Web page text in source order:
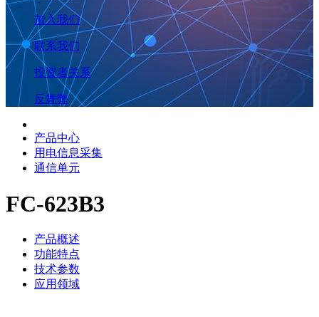
加入我们
联系我们
投资者关系
反舞弊
产品中心
用电信息采集
通信单元
FC-623B3
产品概述
功能特点
技术参数
应用领域